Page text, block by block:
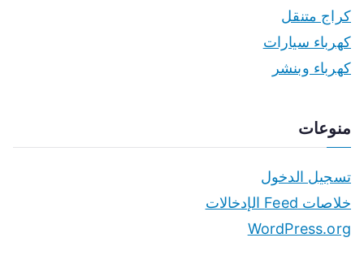
كراج متنقل
كهرباء سيارات
كهرباء وبنشر
منوعات
تسجيل الدخول
خلاصات Feed الإدخالات
WordPress.org